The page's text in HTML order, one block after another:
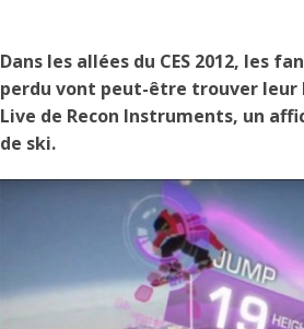
Dans les allées du CES 2012, les
perdu vont peut-être trouver leur
Live de Recon Instruments, un
de ski.